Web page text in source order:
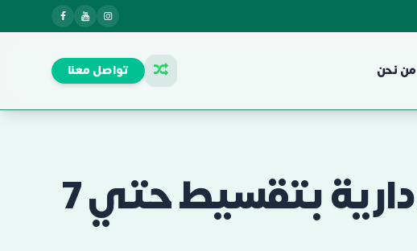
من نحن تواصل معنا
مول ريفر سايد بيزنس هب العاصمة الإدارية بتقسيط حتي 7